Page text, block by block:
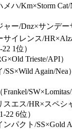
メハ/Km×Storm
ャー/Dnz×サンデ
サイレンス/
22 1位）
Trieste/API）
/SS×Wild Again/Nea
（Frankel/
スエス/HR×スペシ
22 6位）
ンパクト/SS×Gold